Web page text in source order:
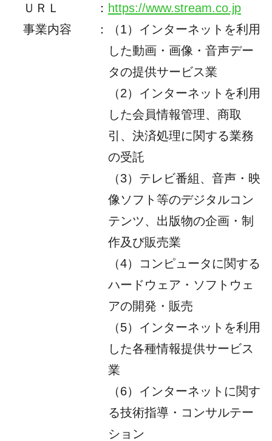
ＵＲＬ
： https://www.stream.co.jp
事業内容
：
（1）インターネットを利用
した動画・画像・音声デー
タの提供サービス業
（2）インターネットを利用
した会員情報管理、商取
引、決済処理に関する業務
の受託
（3）テレビ番組、音声・映
像ソフト等のデジタルコン
テンツ、出版物の企画・制
作及び販売業
（4）コンピュータに関する
ハードウェア・ソフトウェ
アの開発・販売
（5）インターネットを利用
した各種情報提供サービス
業
（6）インターネットに関す
る技術指導・コンサルテー
ション